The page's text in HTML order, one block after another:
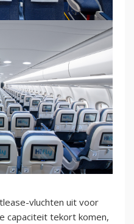
vluchten uit voor
capaciteit tekort komen,